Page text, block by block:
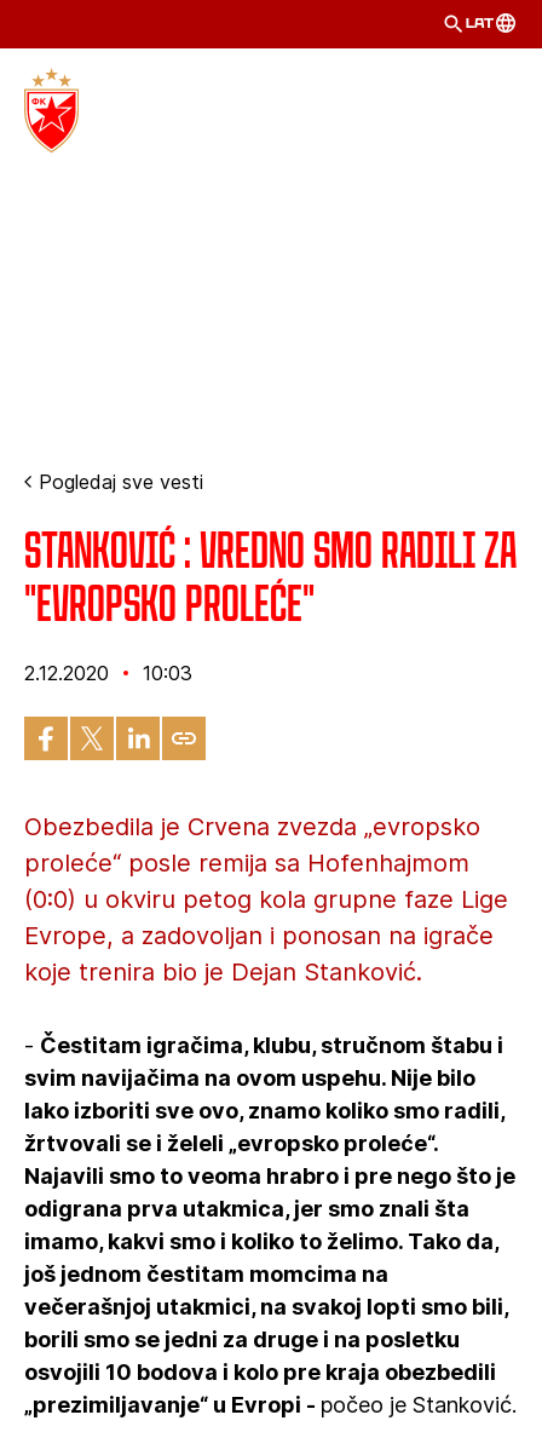
LAT
Pogledaj sve vesti
Stanković : Vredno smo radili za
"evropsko proleće"
2.12.2020 10:03
Obezbedila je Crvena zvezda „evropsko
proleće“ posle remija sa Hofenhajmom
(0:0) u okviru petog kola grupne faze Lige
Evrope, a zadovoljan i ponosan na igrače
koje trenira bio je Dejan Stanković.
- Čestitam igračima, klubu, stručnom štabu i
svim navijačima na ovom uspehu. Nije bilo
lako izboriti sve ovo, znamo koliko smo radili,
žrtvovali se i želeli „evropsko proleće“.
Najavili smo to veoma hrabro i pre nego što je
odigrana prva utakmica, jer smo znali šta
imamo, kakvi smo i koliko to želimo. Tako da,
još jednom čestitam momcima na
večerašnjoj utakmici, na svakoj lopti smo bili,
borili smo se jedni za druge i na posletku
osvojili 10 bodova i kolo pre kraja obezbedili
„prezimiljavanje“ u Evropi - počeo je Stanković.